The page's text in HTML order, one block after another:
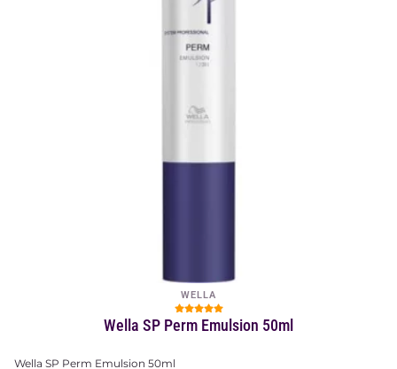
WELLA
Wella SP Perm Emulsion 50ml
Wella SP Perm Emulsion 50ml